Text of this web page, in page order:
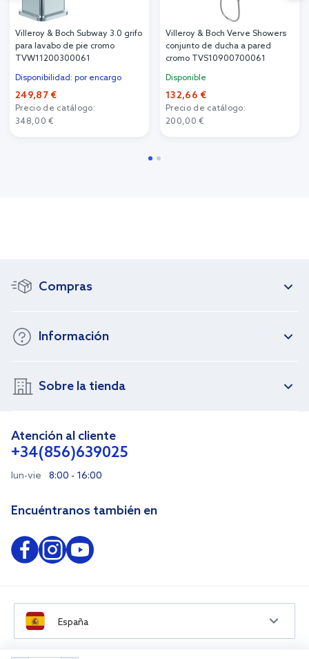
Villeroy & Boch Subway 3.0 grifo
para lavabo de pie cromo
TVW11200300061
Disponibilidad: por encargo
249,87 €
Precio de catálogo:
348,00 €
Villeroy & Boch Verve Showers
conjunto de ducha a pared
cromo TVS10900700061
Disponible
132,66 €
Precio de catálogo:
200,00 €
Compras
Información
Sobre la tienda
Atención al cliente
+34(856)639025
lun-vie 8:00 - 16:00
Encuéntranos también en
España